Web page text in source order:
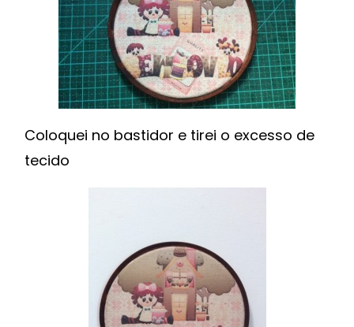
Coloquei no bastidor e tirei o excesso de
tecido